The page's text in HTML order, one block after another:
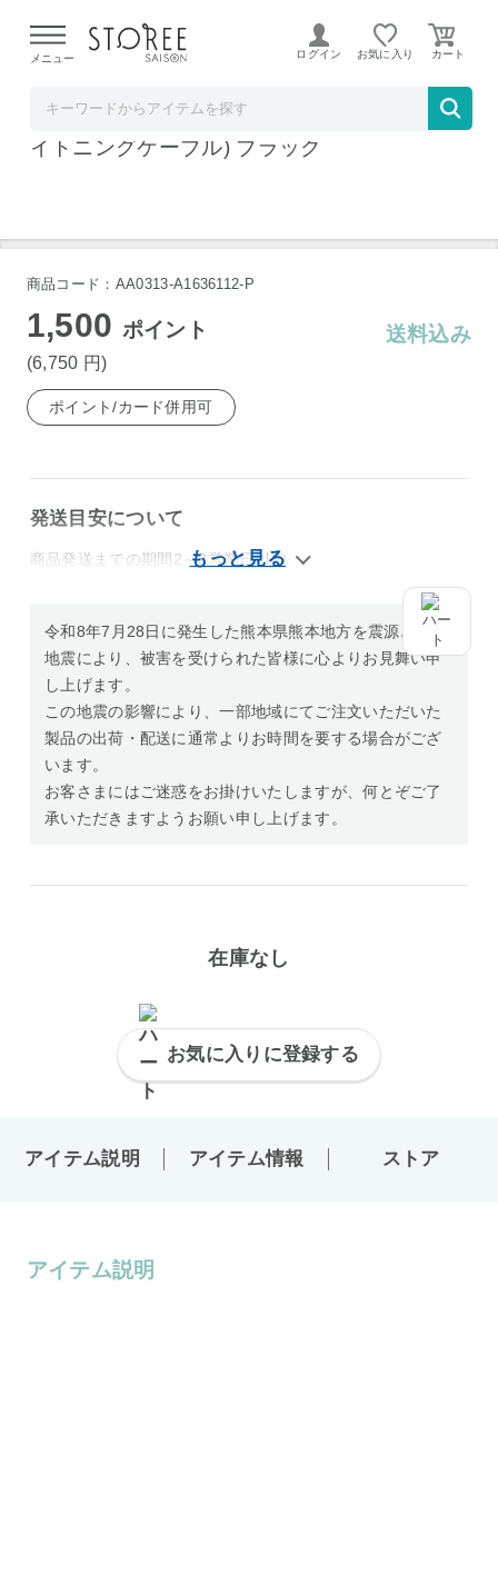
よる配送遅延が発生しております。
メニュー ログイン お気に入り
Anker Power Bank (30W, Fusion, Built-In ラ
イトニングケーブル) ブラック
商品コード：AA0313-A1636112-P
1,500 ポイント
(6,750 円)
送料込み
ポイント/カード併用可
発送目安について
商品発送までの期間2～3営業日以内
令和8年7月28日に発生した熊本県熊本地方を震源とする
地震により、被害を受けられた皆様に心よりお見舞い申
し上げます。
この地震の影響により、一部地域にてご注文いただいた
製品の出荷・配送に通常よりお時間を要する場合がござ
います。
お客さまにはご迷惑をお掛けいたしますが、何とぞご了
承いただきますようお願い申し上げます。
在庫なし
お気に入りに登録する
アイテム説明 アイテム情報 ストア
アイテム説明